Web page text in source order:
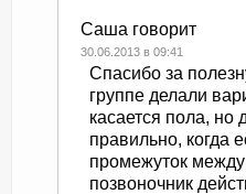
Саша говорит
30.06.2013 в 09:41
Спасибо за
группе делали
касается пола, но
правильно, когда
промежуток между
позвоночник